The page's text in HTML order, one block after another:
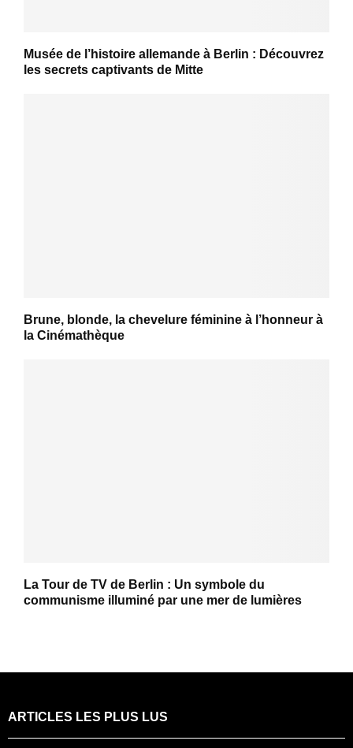
Musée de l’histoire allemande à Berlin : Découvrez
les secrets captivants de Mitte
Brune, blonde, la chevelure féminine à l’honneur à
la Cinémathèque
La Tour de TV de Berlin : Un symbole du
communisme illuminé par une mer de lumières
ARTICLES LES PLUS LUS